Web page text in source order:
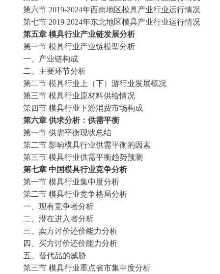
第六节 2019-2024年西南地区模具产业行业运行情况
第七节 2019-2024年东北地区模具产业行业运行情况
第五章 模具行业产业链发展分析
第一节 模具行业产业链模型分析
一、产业链构成
二、主要环节分析
第二节 模具行业上（下）游行业发展概况
第三节 模具行业原材料供给情况
第四节 模具行业下游消费市场构成
第六章 供求分析：供需平衡
第一节 供需平衡现状总结
第二节 影响模具行业供需平衡的因素
第三节 模具行业供需平衡趋势预测
第七章 中国模具行业竞争分析
第一节 模具行业集中度分析
第二节 模具行业竞争格局分析
一、现有竞争者分析
二、潜在进入者分析
三、卖方讨价还价能力分析
四、买方讨价还价能力分析
五、替代品的威胁
第三节 模具行业重点省市集中度分析